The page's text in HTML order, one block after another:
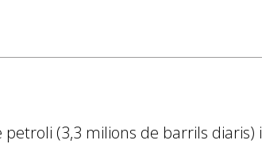
(3,3 milions de barrils diaris) i